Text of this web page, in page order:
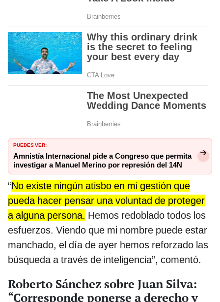
PUEDES VER:
Amnistía Internacional pide a Congreso que permita
investigar a Manuel Merino por represión del 14N
“No existe ningún atisbo en mi gestión que
pueda hacer pensar una voluntad de proteger
a alguna persona. Hemos redoblado todos los
esfuerzos. Viendo que mi nombre puede estar
manchado, el día de ayer hemos reforzado las
búsqueda a través de inteligencia”, comentó.
Roberto Sánchez sobre Juan Silva:
“Corresponde ponerse a derecho y